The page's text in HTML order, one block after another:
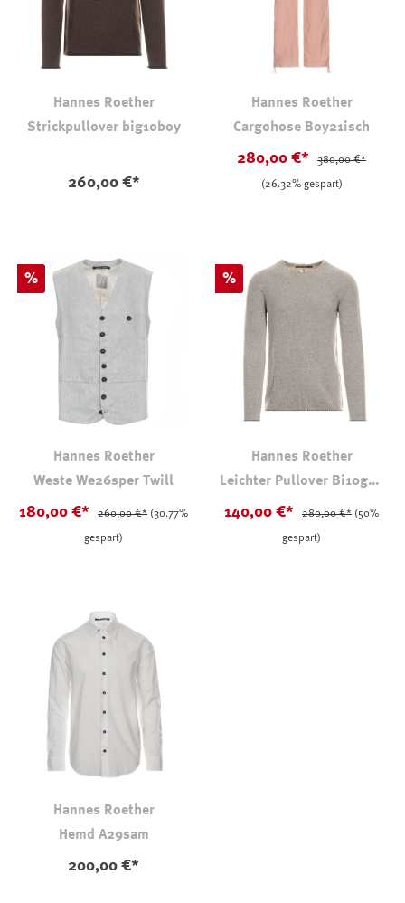
Hannes Roether
Strickpullover big10boy
260,00 €*
Hannes Roether
Cargohose Boy21isch
280,00 €* 380,00 €*
(26.32% gespart)
Rabatt
%
Hannes Roether
Weste We26sper Twill
180,00 €* 260,00 €* (30.77%
gespart)
Rabatt
%
Hannes Roether
Leichter Pullover Bi10god
140,00 €* 280,00 €* (50%
gespart)
Hannes Roether
Hemd A29sam
200,00 €*